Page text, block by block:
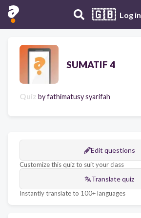
🇬🇧 Log in
SUMATIF 4
Quiz byfathimatusy syarifah
Edit questions
Customize this quiz to suit your class
Translate quiz
Instantly translate to 100+ languages